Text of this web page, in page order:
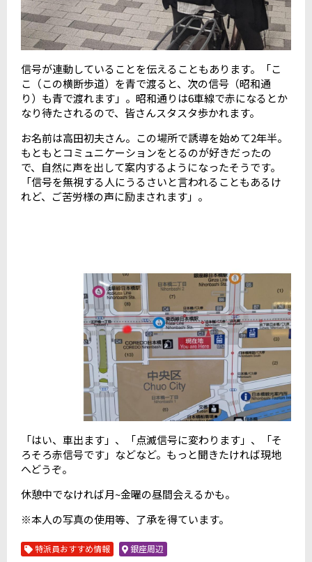
信号が連動していることを伝えることもあります。「こ
こ（この横断歩道）を青で渡ると、次の信号（昭和通
り）も青で渡れます」。昭和通りは6車線で赤になるとか
なり待たされるので、皆さんスタスタ歩かれます。
お名前は高田初夫さん。この場所で誘導を始めて2年半。
もともとコミュニケーションをとるのが好きだったの
で、自然に声を出して案内するようになったそうです。
「信号を無視する人にうるさいと言われることもあるけ
れど、ご苦労様の声に励まされます」。
「はい、車出ます」、「点滅信号に変わります」、「そ
ろそろ赤信号です」などなど。もっと聞きたければ現地
へどうぞ。
休憩中でなければ月~金曜の昼間会えるかも。
※本人の写真の使用等、了承を得ています。
特派員おすすめ情報 銀座周辺